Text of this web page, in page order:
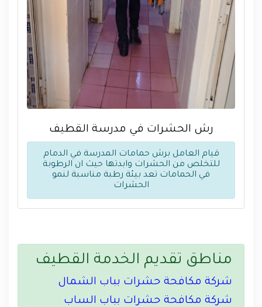
رش الحشرات في مدرسة القطيف
قيام العامل برش حمامات المدرسة في الدمام
للتخلص من الحشرات وابدتها حيث ان الرطوبة
في الحمامات تعد بيئة رطبة مناسبة لنمو
الحشرات
مناطق تقديم الخدمة القطيف
شركة مكافحة حشرات بباب الشمال
شركة مكافحة حشرات بباب الساب